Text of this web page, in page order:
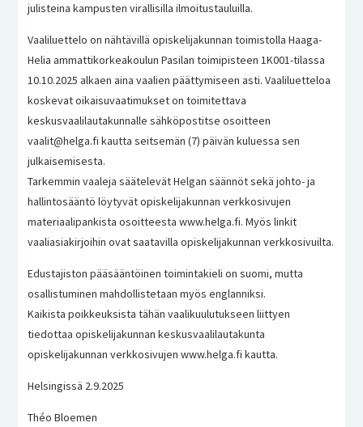
julisteina kampusten virallisilla ilmoitustauluilla.
Vaaliluettelo on nähtävillä opiskelijakunnan toimistolla Haaga-
Helia ammattikorkeakoulun Pasilan toimipisteen 1K001-tilassa
10.10.2025 alkaen aina vaalien päättymiseen asti. Vaaliluetteloa
koskevat oikaisuvaatimukset on toimitettava
keskusvaalilautakunnalle sähköpostitse osoitteen
vaalit@helga.fi kautta seitsemän (7) päivän kuluessa sen
julkaisemisesta.
Tarkemmin vaaleja säätelevät Helgan säännöt sekä johto- ja
hallintosääntö löytyvät opiskelijakunnan verkkosivujen
materiaalipankista osoitteesta www.helga.fi. Myös linkit
vaaliasiakirjoihin ovat saatavilla opiskelijakunnan verkkosivuilta.
Edustajiston pääsääntöinen toimintakieli on suomi, mutta
osallistuminen mahdollistetaan myös englanniksi.
Kaikista poikkeuksista tähän vaalikuulutukseen liittyen
tiedottaa opiskelijakunnan keskusvaalilautakunta
opiskelijakunnan verkkosivujen www.helga.fi kautta.
Helsingissä 2.9.2025
Théo Bloemen